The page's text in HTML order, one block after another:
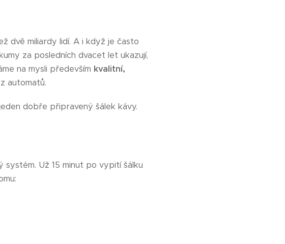
dvě miliardy lidí. A i když je často
za posledních dvacet let ukazují,
na mysli především kvalitní,
automatů.
dobře připravený šálek kávy.
Už 15 minut po vypití šálku